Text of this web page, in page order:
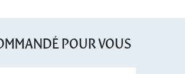
POUR VOUS